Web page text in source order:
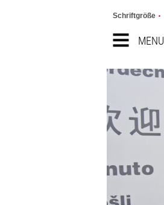
MENU
Schriftgröße